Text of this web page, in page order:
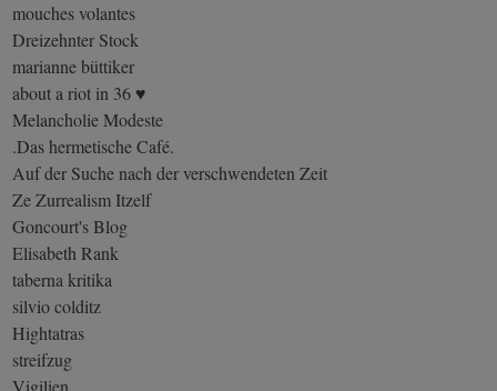
mouches volantes
Dreizehnter Stock
marianne büttiker
about a riot in 36 ♥
Melancholie Modeste
.Das hermetische Café.
Auf der Suche nach der verschwendeten Zeit
Ze Zurrealism Itzelf
Goncourt's Blog
Elisabeth Rank
taberna kritika
silvio colditz
Hightatras
streifzug
Vigilien